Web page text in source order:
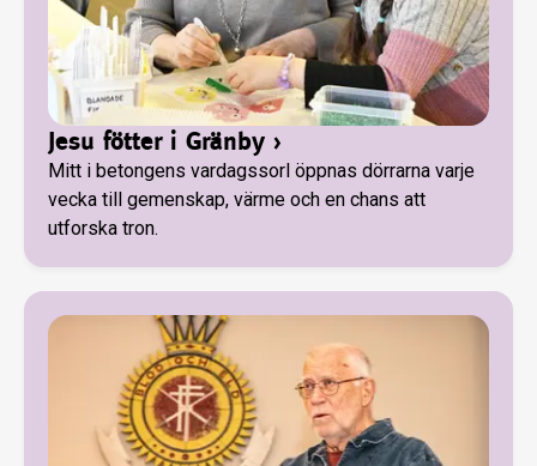
Jesu fötter i Gränby ›
Mitt i betongens vardagssorl öppnas dörrarna varje
vecka till gemenskap, värme och en chans att
utforska tron.